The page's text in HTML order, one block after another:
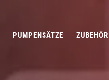
PUMPENSÄTZE ZUBEHÖR